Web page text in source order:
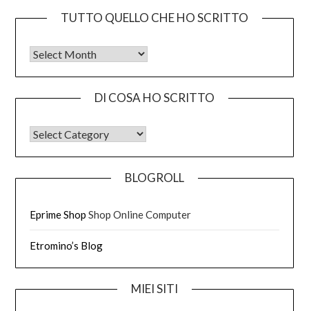
TUTTO QUELLO CHE HO SCRITTO
Tutto quello che ho scritto
DI COSA HO SCRITTO
DI COSA HO SCRITTO
BLOGROLL
Eprime Shop Shop Online Computer
Etromino’s Blog
MIEI SITI